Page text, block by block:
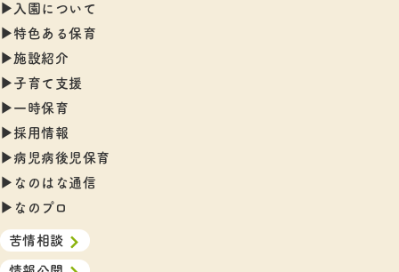
▶︎入園について
▶︎特色ある保育
▶︎施設紹介
▶︎子育て支援
▶︎一時保育
▶︎採用情報
▶︎病児病後児保育
▶︎なのはな通信
▶︎なのプロ
苦情相談